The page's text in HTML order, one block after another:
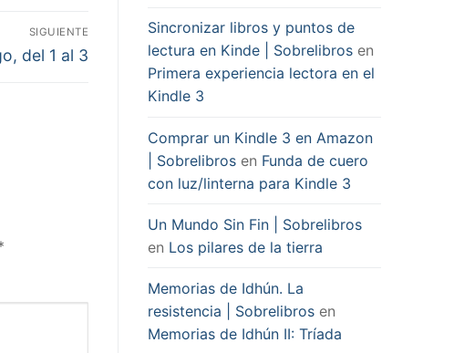
SIGUIENTE
del 1 al 3
Sincronizar libros y puntos de
lectura en Kinde | Sobrelibros en
Primera experiencia lectora en el
Kindle 3
Comprar un Kindle 3 en Amazon
| Sobrelibros en Funda de cuero
con luz/linterna para Kindle 3
Un Mundo Sin Fin | Sobrelibros
en Los pilares de la tierra
Memorias de Idhún. La
resistencia | Sobrelibros en
Memorias de Idhún II: Tríada